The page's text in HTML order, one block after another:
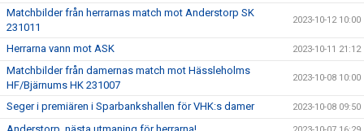
Matchbilder från herrarnas match mot Anderstorp SK
231011
2023-10-12 10:00
Herrarna vann mot ASK 2023-10-11 21:12
Matchbilder från damernas match mot Hässleholms
HF/Bjärnums HK 231007
2023-10-08 10:00
Seger i premiären i Sparbankshallen för VHK:s damer 2023-10-08 09:50